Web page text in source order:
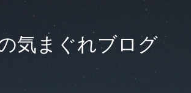
気まぐれブログ